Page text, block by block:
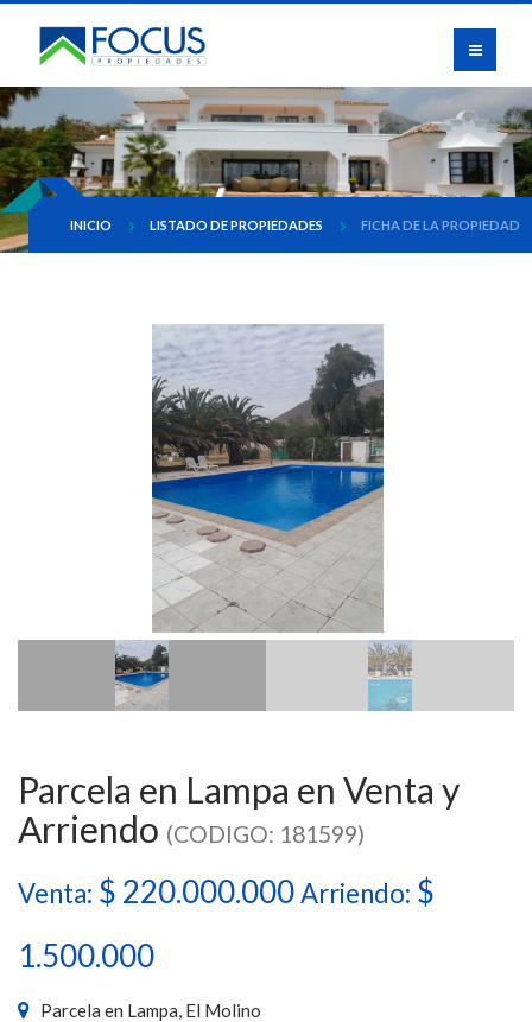
INICIO LISTADO DE PROPIEDADES FICHA DE LA PROPIEDAD
Parcela en Lampa en Venta y
Arriendo (CODIGO: 181599)
Venta: $ 220.000.000Arriendo: $
1.500.000
Parcela en Lampa, El Molino